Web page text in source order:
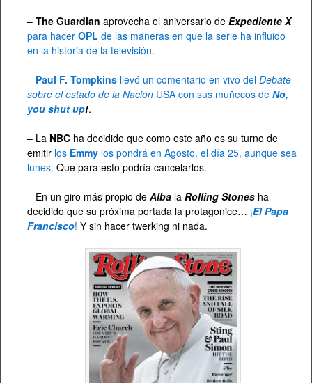
– The Guardian aprovecha el aniversario de Expediente X
para hacer OPL de las maneras en que la serie ha influido
en la historia de la televisión.
– Paul F. Tompkins llevó un comentario en vivo del Debate
sobre el estado de la Nación USA con sus muñecos de No,
you shut up!.
– La NBC ha decidido que como este año es su turno de
emitir los Emmy los pondrá en Agosto, el día 25, aunque sea
lunes. Que para esto podría cancelarlos.
– En un giro más propio de Alba la Rolling Stones ha
decidido que su próxima portada la protagonice… ¡El Papa
Francisco! Y sin hacer twerking ni nada.